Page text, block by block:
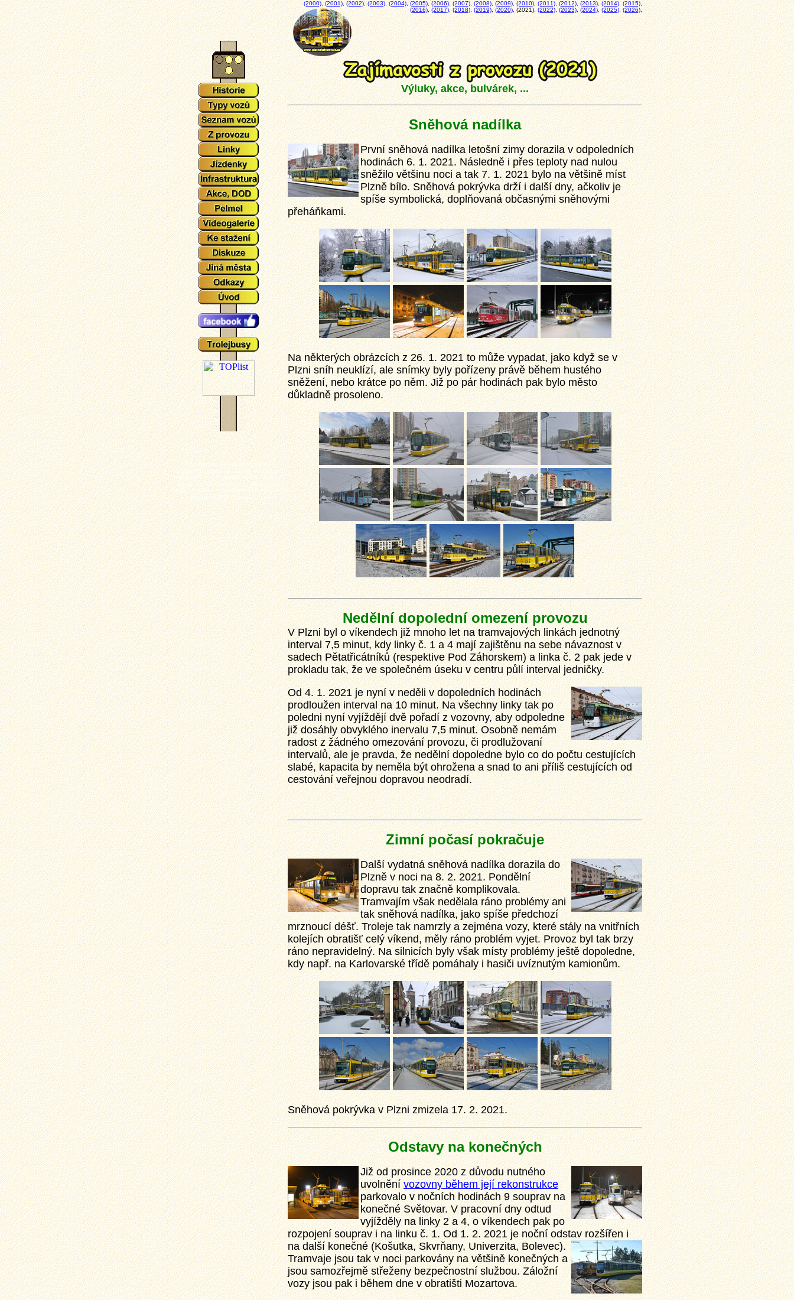
Plzeňské tramvaje - aktuální události a
zajímavosti z plzeňského tramvajové provozu,
popisy typů vozů a zejména mnoho aktuálních
fotografií plzeňských tramvají (nechybí ani
výluky, vykolejení či povodně a další zajímavotsi
z plzeňské MHD). Tramvaj - Plzeň.
(2000),(2001),(2002),(2003),(2004),(2005),(2006),(2007),(2008),(2009),(2010),(2011),(2012),(2013),(2014),(2015),
(2016),(2017),(2018),(2019),(2020), (2021),(2022),(2023),(2024),(2025),(2026),
Výluky, akce, bulvárek, ...
Sněhová nadílka
První sněhová nadílka letošní zimy dorazila v odpoledních
hodinách 6. 1. 2021. Následně i přes teploty nad nulou
sněžilo většinu noci a tak 7. 1. 2021 bylo na většině míst
Plzně bílo. Sněhová pokrývka drží i další dny, ačkoliv je
spíše symbolická, doplňovaná občasnými sněhovými
přeháňkami.
Na některých obrázcích z 26. 1. 2021 to může vypadat, jako když se v
Plzni sníh neuklízí, ale snímky byly pořízeny právě během hustého
sněžení, nebo krátce po něm. Již po pár hodinách pak bylo město
důkladně prosoleno.
Nedělní dopolední omezení provozu
V Plzni byl o víkendech již mnoho let na tramvajových linkách jednotný
interval 7,5 minut, kdy linky č. 1 a 4 mají zajištěnu na sebe návaznost v
sadech Pětatřicátníků (respektive Pod Záhorskem) a linka č. 2 pak jede v
prokladu tak, že ve společném úseku v centru půlí interval jedničky.
Od 4. 1. 2021 je nyní v neděli v dopoledních hodinách
prodloužen interval na 10 minut. Na všechny linky tak po
poledni nyní vyjíždějí dvě pořadí z vozovny, aby odpoledne
již dosáhly obvyklého inervalu 7,5 minut. Osobně nemám
radost z žádného omezování provozu, či prodlužovaní
intervalů, ale je pravda, že nedělní dopoledne bylo co do počtu cestujících
slabé, kapacita by neměla být ohrožena a snad to ani příliš cestujících od
cestování veřejnou dopravou neodradí.
Zimní počasí pokračuje
Další vydatná sněhová nadílka dorazila do
Plzně v noci na 8. 2. 2021. Pondělní
dopravu tak značně komplikovala.
Tramvajím však nedělala ráno problémy ani
tak sněhová nadílka, jako spíše předchozí
mrznoucí déšť. Troleje tak namrzly a zejména vozy, které stály na vnitřních
kolejích obratišť celý víkend, měly ráno problém vyjet. Provoz byl tak brzy
ráno nepravidelný. Na silnicích byly však místy problémy ještě dopoledne,
kdy např. na Karlovarské třídě pomáhaly i hasiči uvíznutým kamionům.
Sněhová pokrývka v Plzni zmizela 17. 2. 2021.
Odstavy na konečných
Již od prosince 2020 z důvodu nutného
uvolněnívozovny během její rekonstrukce
parkovalo v nočních hodinách 9 souprav na
konečné Světovar. V pracovní dny odtud
vyjížděly na linky 2 a 4, o víkendech pak po
rozpojení souprav i na linku č. 1. Od 1. 2. 2021 je noční odstav rozšířen i
na další konečné (Košutka, Skvrňany, Univerzita, Bolevec).
Tramvaje jsou tak v noci parkovány na většině konečných a
jsou samozřejmě střeženy bezpečnostní službou. Záložní
vozy jsou pak i během dne v obratišti Mozartova.